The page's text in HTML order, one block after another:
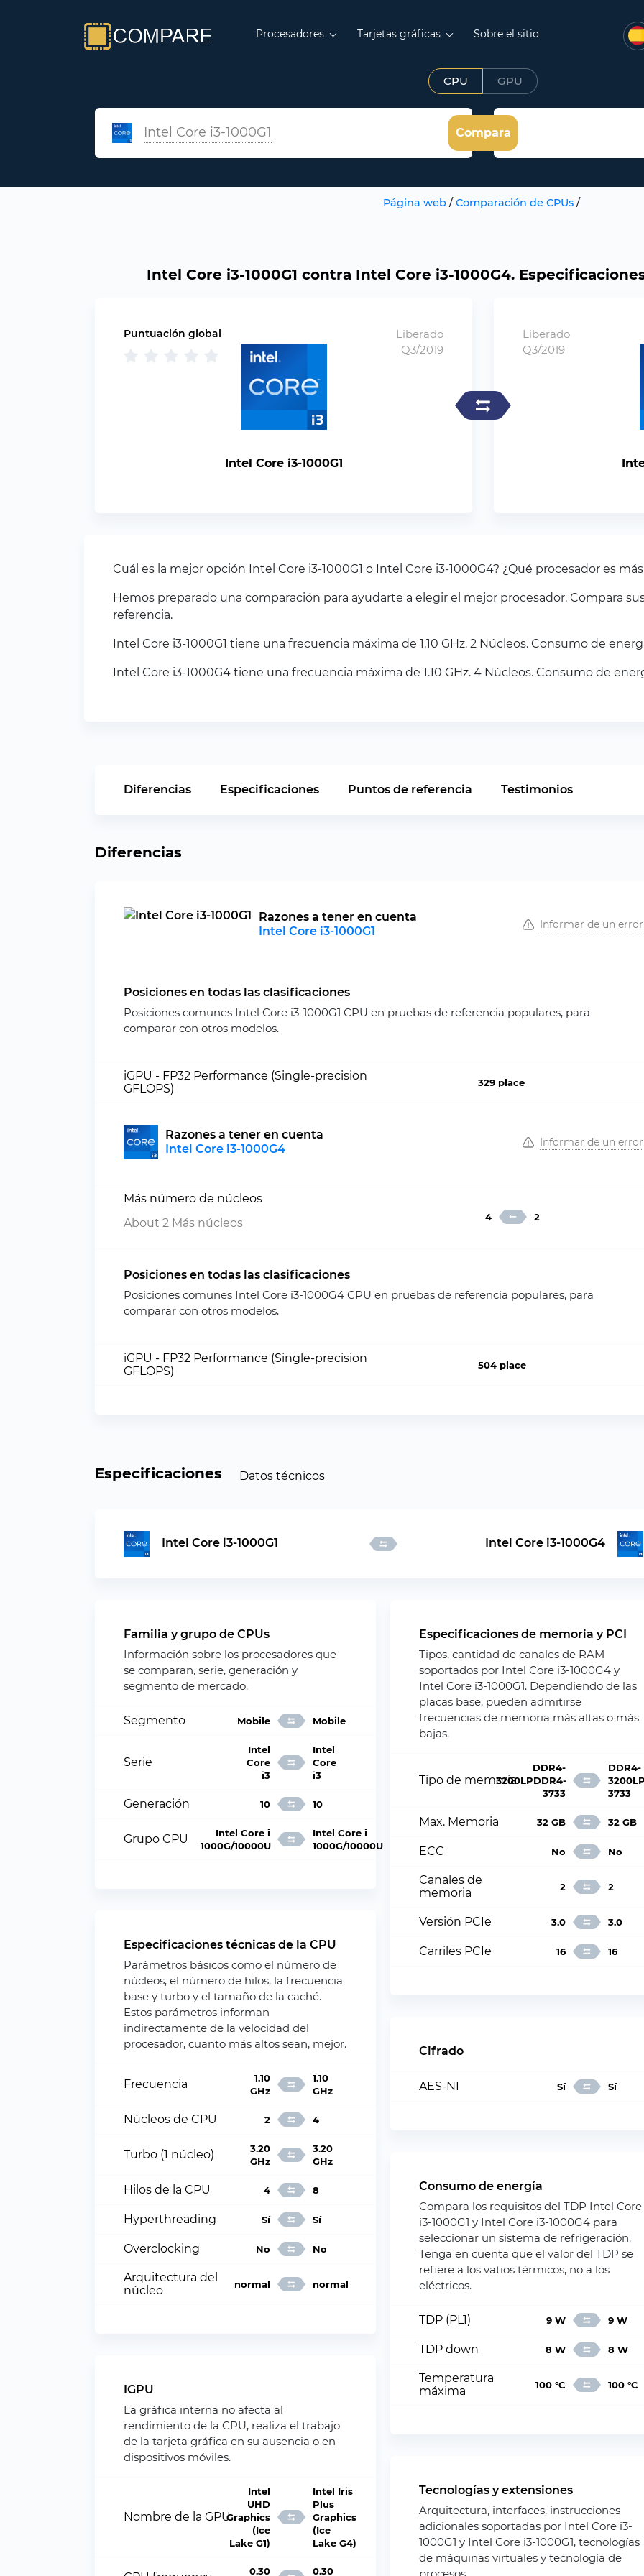
Procesadores Tarjetas gráficas Sobre el sitio
CPU GPU
Intel Core i3-1000G1 Compara
Página web / Comparación de CPUs /
Intel Core i3-1000G1 contra Intel Core i3-1000G4.
Puntuación global
Liberado
Q3/2019
Intel Core i3-1000G1
Liberado
Q3/2019
Cuál es la mejor opción Intel Core i3-1000G1 o Intel Core i3-1000G4? ¿Qué procesador es
Hemos preparado una comparación para ayudarte a elegir el mejor procesador. Compara
referencia.
Intel Core i3-1000G1 tiene una frecuencia máxima de 1.10 GHz. 2 Núcleos. Consumo de
Intel Core i3-1000G4 tiene una frecuencia máxima de 1.10 GHz. 4 Núcleos. Consumo de
Diferencias Especificaciones Puntos de referencia Testimonios
Diferencias
Razones a tener en cuenta
Intel Core i3-1000G1
Informar de un error
Posiciones en todas las clasificaciones
Posiciones comunes Intel Core i3-1000G1 CPU en pruebas de referencia populares, para
comparar con otros modelos.
iGPU - FP32 Performance (Single-precision
GFLOPS)
329 place
Razones a tener en cuenta
Intel Core i3-1000G4
Informar de un error
Más número de núcleos
About 2 Más núcleos
4 2
Posiciones en todas las clasificaciones
Posiciones comunes Intel Core i3-1000G4 CPU en pruebas de referencia populares, para
comparar con otros modelos.
iGPU - FP32 Performance (Single-precision
GFLOPS)
504 place
Especificaciones Datos técnicos
Intel Core i3-1000G1 Intel Core i3-1000G4
Familia y grupo de CPUs
Información sobre los procesadores que
se comparan, serie, generación y
segmento de mercado.
Segmento Mobile Mobile
Serie
Intel
Core
i3
Intel
Core
i3
Generación 10 10
Grupo CPU
Intel Core i
1000G/10000U
Intel Core i
1000G/10000U
Especificaciones técnicas de la CPU
Parámetros básicos como el número de
núcleos, el número de hilos, la frecuencia
base y turbo y el tamaño de la caché.
Estos parámetros informan
indirectamente de la velocidad del
procesador, cuanto más altos sean, mejor.
Frecuencia
1.10
GHz
1.10
GHz
Núcleos de CPU 2 4
Turbo (1 núcleo)
3.20
GHz
3.20
GHz
Hilos de la CPU 4 8
Hyperthreading Sí Sí
Overclocking No No
Arquitectura del
núcleo
normal normal
IGPU
La gráfica interna no afecta al
rendimiento de la CPU, realiza el trabajo
de la tarjeta gráfica en su ausencia o en
dispositivos móviles.
Nombre de la GPU
Intel
UHD
Graphics
(Ice
Lake G1)
Intel Iris
Plus
Graphics
(Ice
Lake G4)
0.30 0.30
Especificaciones de memoria y PCI
Tipos, cantidad de canales de RAM
soportados por Intel Core i3-1000G4 y
Intel Core i3-1000G1. Dependiendo de las
placas base, pueden admitirse
frecuencias de memoria más altas o más
bajas.
Tipo de memoria
DDR4-
3200LPDDR4-
3733
DDR4-
3733
Max. Memoria 32 GB 32 GB
ECC No No
Canales de
memoria
2 2
Versión PCIe 3.0 3.0
Carriles PCIe 16 16
Cifrado
AES-NI Sí Sí
Consumo de energía
Compara los requisitos del TDP Intel Core
i3-1000G1 y Intel Core i3-1000G4 para
seleccionar un sistema de refrigeración.
Tenga en cuenta que el valor del TDP se
refiere a los vatios térmicos, no a los
eléctricos.
TDP (PL1) 9 W 9 W
TDP down 8 W 8 W
Temperatura
máxima
100 °C 100 °C
Tecnologías y extensiones
Arquitectura, interfaces, instrucciones
adicionales soportadas por Intel Core i3-
1000G1 y Intel Core i3-1000G1, tecnologías
de máquinas virtuales y tecnología de